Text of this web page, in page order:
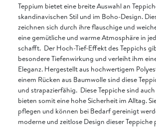
Teppium bietet eine breite Auswahl an
skandinavischen Stil und im Boho-Design.
zeichnen sich durch ihre flauschige und
eine gemütliche und warme Atmosphäre in
schafft. Der Hoch-Tief-Effekt des Teppichs
besondere Tiefenwirkung und verleiht ihm
Eleganz. Hergestellt aus hochwertigem
einem Rücken aus Baumwolle sind diese
und strapazierfähig. Diese Teppiche sind
bieten somit eine hohe Sicherheit im Alltag.
pflegen und können bei Bedarf gereinigt
moderne und zeitlose Design dieser Teppiche